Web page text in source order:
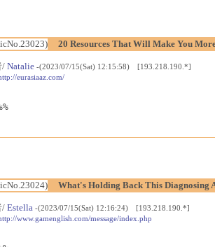
20 Resources That Will Make You
/Natalie -(2023/07/15(Sat) 12:15:58) [193.218.190.*]
eurasiaaz.com/
What's Holding Back This Diagnosing
/Estella -(2023/07/15(Sat) 12:16:24) [193.218.190.*]
www.gamenglish.com/message/index.php